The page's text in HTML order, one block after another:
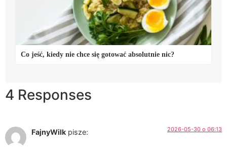
Co jeść, kiedy nie chce się gotować absolutnie nic?
4 Responses
FajnyWilk pisze: 2026-05-30 o 06:13